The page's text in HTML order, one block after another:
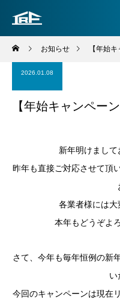
お知らせ 【年始
2026.01.08
【年始キャンペー
新年明けまして
昨年も直接ご対応させて頂
各業者様には大
本年もどうぞよ
さて、今年も毎年恒例の新
い
今回のキャンペーンは現在